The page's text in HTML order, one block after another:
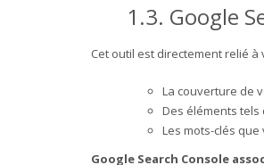
1.3. Google
Cet outil est directement relié
La couverture de
Des éléments tels
Les mots-clés
Google Search Console